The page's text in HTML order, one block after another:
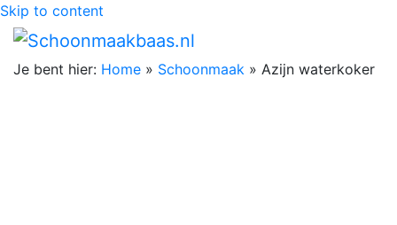
Skip to content
Je bent hier: Home » Schoonmaak » Azijn waterkoker